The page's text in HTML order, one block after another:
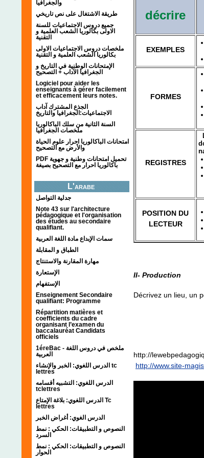
والجغرافيا
طريقة الاشتغال على نص تاريخي
جميع دروس الاجتماعيات للسنة
الاولى بكالوريا الشعب العلمية و
التقنية
ملخصات دروس الاجتماعيات الاولى
بكالوريا الشعب العلمية و التقنية
الإمتحانات الوطنية في التاريخ و
الجغرافيا الآداب + التصحيح
Logiciel pour aider les
enseignants à gérer facilement
et efficacement leurs notes.
الجذع المشترك آداب
الاجتماعيات:الجغرافيا والتاريخ
السنة الثانية من سلك الباكالوريا
ملخصات الجغرافيا
امتحانات الباكالوريا احرار علوم الحياة
والأرض مع التصحيح
PDF تحميل امتحانات وطنية و جهوية
باكالوريا احرار مع التصحيح بصيغة
L'arabe
جدلية التواصل
Note 43 sur l'architecture
pédagogique et l'organisation
des études au secondaire
qualifiant.
سمات الإبداع مادة اللغة العربية
الطباق و المقابلة
مهارة المقارنة والاستنتاج
الإستعارة
الإستفهام
Enseignement Secondaire
qualifiant: Programme
Répartition matières et
coefficients du cadre
organisant l’examen du
baccalauréat Candidats
officiels
1éreBac - ملخص في دروس اللغة
العربية
الدرس اللغوي: الخبر والإنشاء tc
lettres
الدرس اللغوي: التشبيه أقسامه
tclettres
الدرس اللغوي: بلاغة الإمتاع Tc
lettres
الدرس الغوي: أغراض الخبر
النصوص و التطبيقات: الحكي : نمط
السرد
النصوص و التطبيقات: الحكي : نمط
الحوار
décrire
EXEMPLES
FORMES
REGISTRES
POSITION DU
LECTEUR
II- Production
Décrivez un lieu, un
http://
http://www.site-